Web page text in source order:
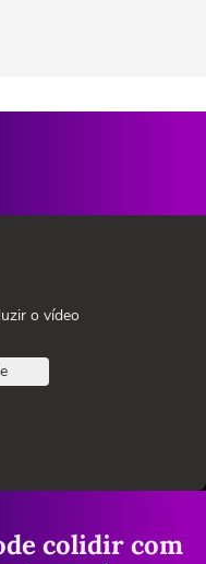
o vídeo
colidir com